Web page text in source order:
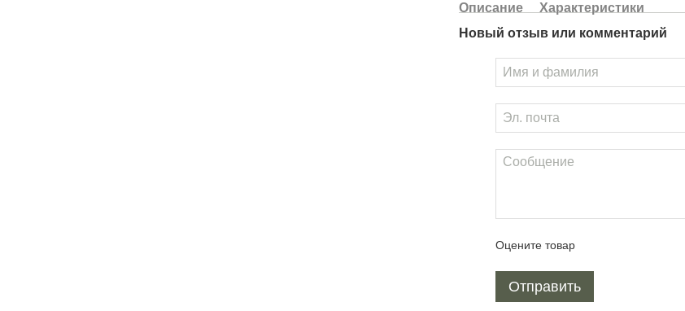
Описание
Характеристики
Новый отзыв или комментарий
Оцените товар
Отправить